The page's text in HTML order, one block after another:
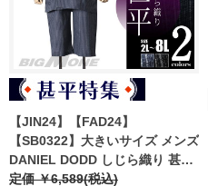
【JIN24】【FAD24】
【SB0322】大きいサイズ メンズ
DANIEL DODD しじら織り 甚平
azjin-240201
定価 ￥6,589(税込)